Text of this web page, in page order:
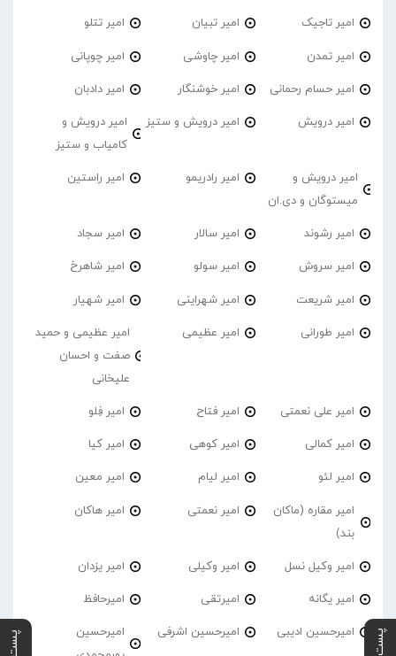
امیر تاجیک امیر تبیان امیر تتلو
امیر تمدن امیر چاوشی امیر چوپانی
امیر حسام رحمانی امیر خوشنگار امیر دادبان
امیر درویش امیر درویش و ستیز
امیر درویش و
کامیاب و ستیز
امیر درویش و
میستوگان و دی.ان
امیر رادریمو امیر راستین
امیر رشوند امیر سالار امیر سجاد
امیر سروش امیر سولو امیر شاهرخ
امیر شریعت امیر شهراینی امیر شهیار
امیر طورانی امیر عظیمی
امیر عظیمی و حمید
صفت و احسان
علیخانی
امیر علی نعمتی امیر فتاح امیر فِلو
امیر کمالی امیر کوهی امیر کیا
امیر لئو امیر لیام امیر معین
امیر مقاره (ماکان
بند)
امیر نعمتی امیر هاکان
امیر وکیل نسل امیر وکیلی امیر یزدان
امیر یگانه امیرتقی امیرحافظ
امیرحسین ادیبی امیرحسین اشرفی
امیرحسین